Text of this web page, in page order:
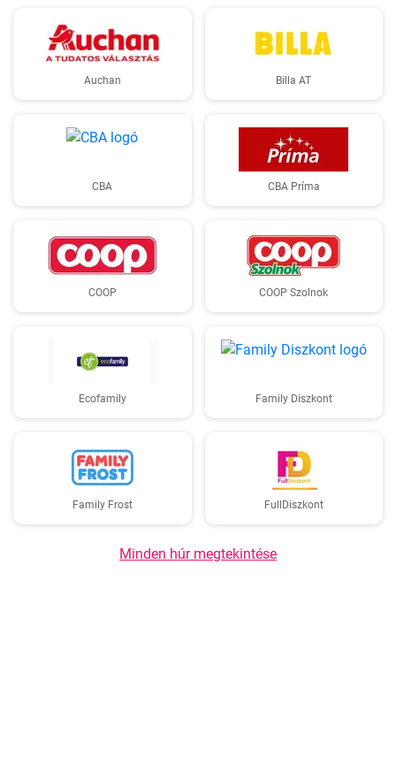
Auchan Billa AT
CBA CBA Príma
COOP COOP Szolnok
Ecofamily Family Diszkont
Family Frost FullDiszkont
Minden húr megtekintése